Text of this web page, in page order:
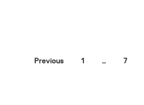
Previous 1 … 7